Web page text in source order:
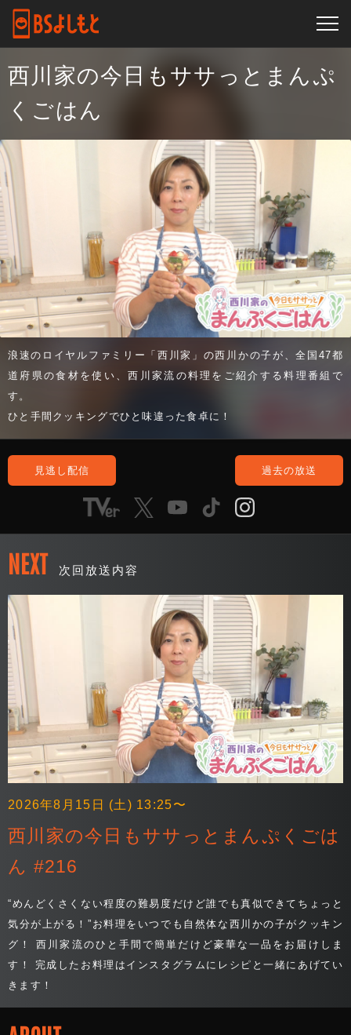
西川家の今日もササっとまんぷ
くごはん
浪速のロイヤルファミリー「西川家」の西川かの子が、全国47都
道府県の食材を使い、西川家流の料理をご紹介する料理番組で
す。
ひと手間クッキングでひと味違った食卓に！
見逃し配信 過去の放送
NEXT 次回放送内容
2026年8月15日 (土) 13:25〜
西川家の今日もササっとまんぷくごは
ん #216
“めんどくさくない程度の難易度だけど誰でも真似できてちょっと
気分が上がる！”お料理をいつでも自然体な西川かの子がクッキン
グ！ 西川家流のひと手間で簡単だけど豪華な一品をお届けしま
す！ 完成したお料理はインスタグラムにレシピと一緒にあげてい
きます！